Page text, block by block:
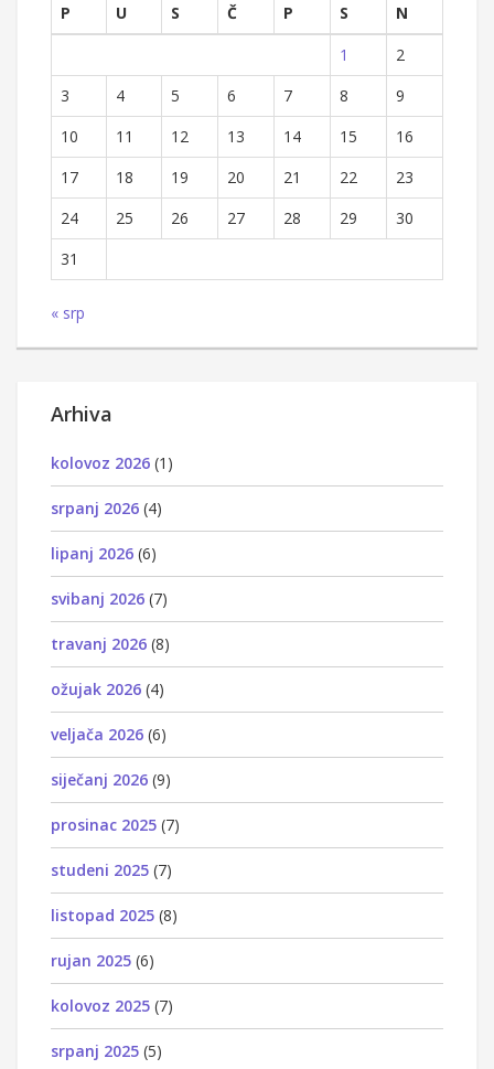
P
U S Č P S
N
1
2
3
4 5 6 7 8
9
10
11 12 13 14 15
16
17
18 19 20 21 22
23
24
25 26 27 28 29
30
31
« srp
Arhiva
kolovoz 2026 (1)
srpanj 2026 (4)
lipanj 2026 (6)
svibanj 2026 (7)
travanj 2026 (8)
ožujak 2026 (4)
veljača 2026 (6)
siječanj 2026 (9)
prosinac 2025 (7)
studeni 2025 (7)
listopad 2025 (8)
rujan 2025 (6)
kolovoz 2025 (7)
srpanj 2025 (5)